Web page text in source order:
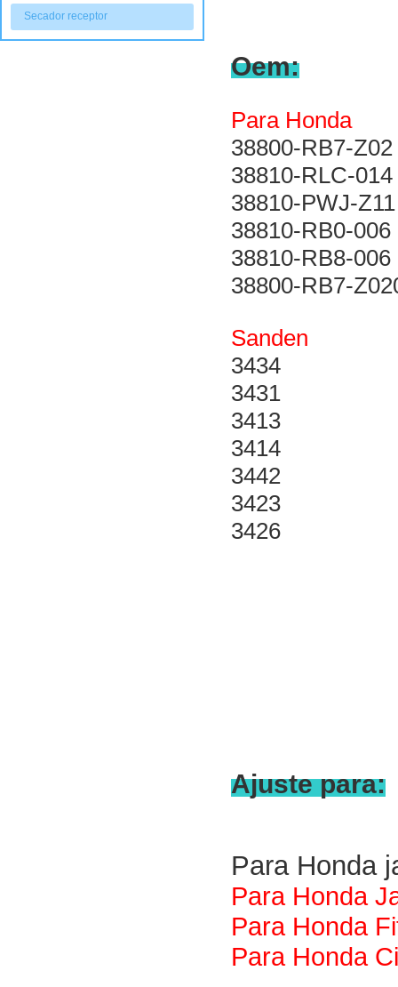
Secador receptor
Oem:
Para Honda
38800-RB7-Z02
38810-RLC-014
38810-PWJ-Z11
38810-RB0-006
38810-RB8-006
38800-RB7-
Sanden
3434
3431
3413
3414
3442
3423
3426
Ajuste para:
Para Honda
Para Honda
Para Honda
Para Honda